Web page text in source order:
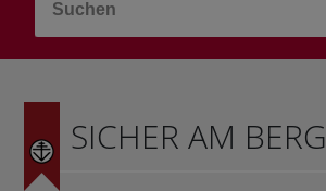
KOCHEN & GESUNDHEIT
KINDER- & JUGENDBUCH
SICHER AM BERG